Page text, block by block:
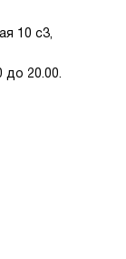
10 с3,
20.00.